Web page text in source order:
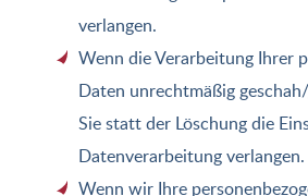
verlangen.
Wenn die Verarbeitung Ihrer
Daten unrechtmäßig
Sie statt der Löschung die
Datenverarbeitung verlangen.
Wenn wir Ihre